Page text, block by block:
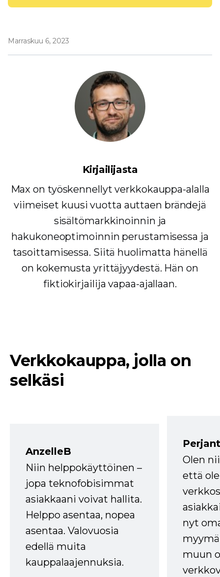
Marraskuu 6, 2023
Kirjailijasta
Max on työskennellyt verkkokauppa-alalla
viimeiset kuusi vuotta auttaen brändejä
sisältömarkkinoinnin ja
hakukoneoptimoinnin perustamisessa ja
tasoittamisessa. Siitä huolimatta hänellä
on kokemusta yrittäjyydestä. Hän on
fiktiokirjailija vapaa-ajallaan.
Verkkokauppa, jolla on
selkäsi
AnzelleB
Niin helppokäyttöinen –
jopa teknofobisimmat
asiakkaani voivat hallita.
Helppo asentaa, nopea
asentaa. Valovuosia
edellä muita
kauppalaajennuksia.
Olen
että
nyt
muun